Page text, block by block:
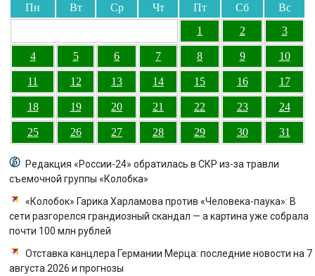
Пн Вт Ср Чт Пт Сб
Вс
1
2 3
4 5 6 7 8 9 10
11 12 13 14 15 16 17
18 19 20 21 22 23 24
25 26 27 28 29 30 31
Редакция «России-24» обратилась в СКР из-за травли
съемочной группы «Колобка»
«Колобок» Гарика Харламова против «Человека-паука»: В
сети разгорелся грандиозный скандал — а картина уже собрала
почти 100 млн рублей
Отставка канцлера Германии Мерца: последние новости на 7
августа 2026 и прогнозы